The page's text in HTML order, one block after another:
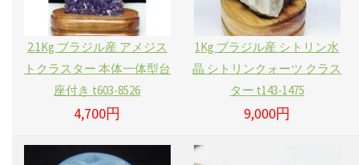
2.1Kg ブラジル産 アメジス
トクラスター 本体一体型台
座付き t603-8526
4,700円
1Kg ブラジル産 シトリン水
晶 シトリンクォーツ クラス
ター t143-1475
9,000円